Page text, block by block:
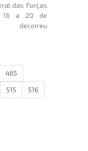
das Forças
16 a 20 de
decorreu
465
515
516